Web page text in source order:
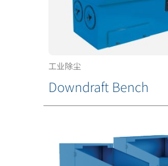
工业除尘
Downdraft Bench